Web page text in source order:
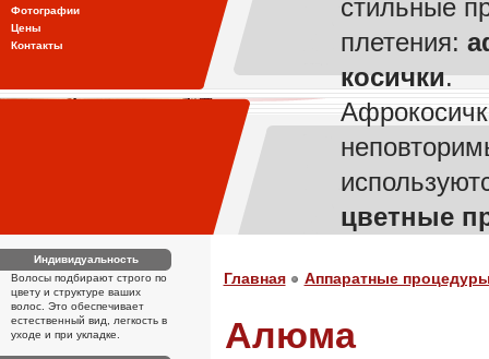
Фотографии
Цены
Контакты
стильные
плетения:
косички.
цветные
Индивидуальность
Волосы подбирают строго по
цвету и структуре ваших
волос. Это обеспечивает
естественный вид, легкость в
уходе и при укладке.
Главная Аппаратные
Алюма